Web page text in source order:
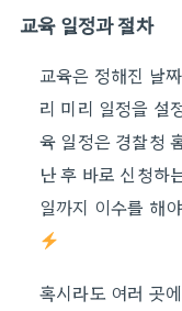
교육 일정과 절차
교육은 정해진 날
리 미리 일정을 설
육 일정은 경찰청
난 후 바로 신청하
일까지 이수를 해
혹시라도 여러 곳